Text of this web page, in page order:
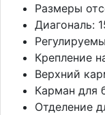
Размеры
Диагональ:
Крепление
Верхний
Карман для
Отделение